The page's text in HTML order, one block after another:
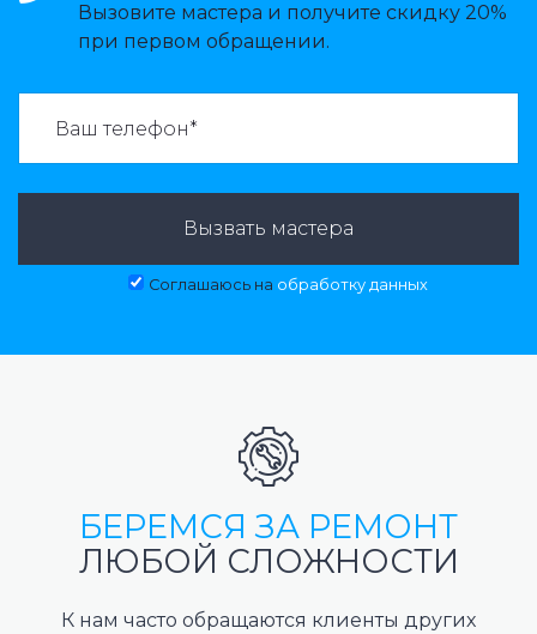
Вызовите мастера и получите скидку 20%
при первом обращении.
Вызвать мастера
Соглашаюсь на обработку данных
БЕРЕМСЯ ЗА РЕМОНТ
ЛЮБОЙ СЛОЖНОСТИ
К нам часто обращаются клиенты других